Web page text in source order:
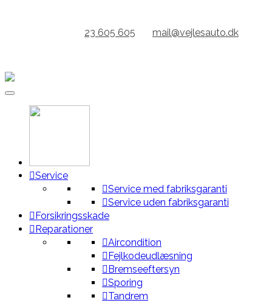
23 605 605
mail@vejlesauto.dk
Service
Service med fabriksgaranti
Service uden fabriksgaranti
Forsikringsskade
Reparationer
Aircondition
Fejlkodeudlæsning
Bremseeftersyn
Sporing
Tandrem